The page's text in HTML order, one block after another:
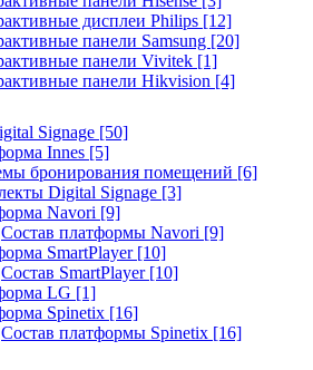
дисплеи Philips [12]
панели Samsung [20]
панели Vivitek [1]
панели Hikvision [4]
Signage [50]
Innes [5]
бронирования помещений [6]
Digital Signage [3]
Navori [9]
Состав платформы Navori [9]
SmartPlayer [10]
Состав SmartPlayer [10]
LG [1]
Spinetix [16]
Состав платформы Spinetix [16]